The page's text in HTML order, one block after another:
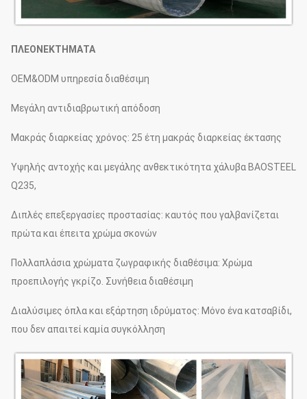
ΠΛΕΟΝΕΚΤΗΜΑΤΑ
OEM&ODM υπηρεσία διαθέσιμη
Μεγάλη αντιδιαβρωτική απόδοση
Μακράς διαρκείας χρόνος: 25 έτη μακράς διαρκείας έκτασης
Υψηλής αντοχής και μεγάλης ανθεκτικότητα χάλυβα BAOSTEEL
Q235,
Διπλές επεξεργασίες προστασίας: καυτός που γαλβανίζεται
πρώτα και έπειτα χρώμα σκονών
Πολλαπλάσια χρώματα ζωγραφικής διαθέσιμα: Χρώμα
προεπιλογής γκρίζο. Συνήθεια διαθέσιμη
Διαλύσιμες όπλα και εξάρτηση ιδρύματος: Μόνο ένα κατσαβίδι,
που δεν απαιτεί καμία συγκόλληση